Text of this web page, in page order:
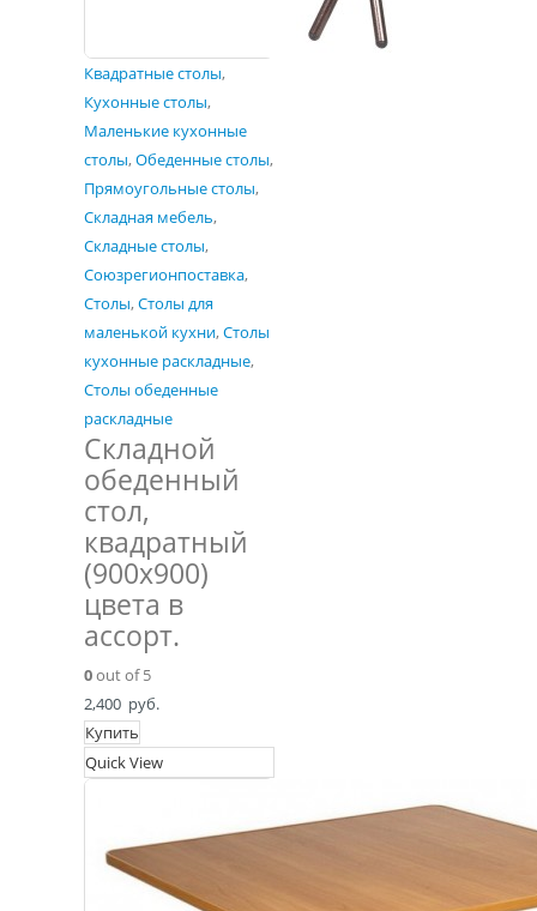
Квадратные столы,
Кухонные столы,
Маленькие кухонные
столы,Обеденные столы,
Прямоугольные столы,
Складная мебель,
Складные столы,
Союзрегионпоставка,
Столы,Столы для
маленькой кухни,Столы
кухонные раскладные,
Столы обеденные
раскладные
Складной
обеденный
стол,
квадратный
(900х900)
цвета в
ассорт.
0out of 5
2,400 руб.
Купить
Quick View